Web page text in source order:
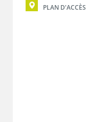
PLAN D'ACCÈS